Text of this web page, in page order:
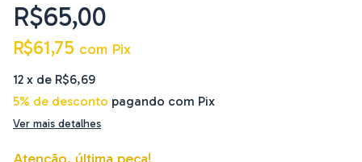
R$65,00
R$61,75 com Pix
12 x de R$6,69
5% de desconto pagando com Pix
Ver mais detalhes